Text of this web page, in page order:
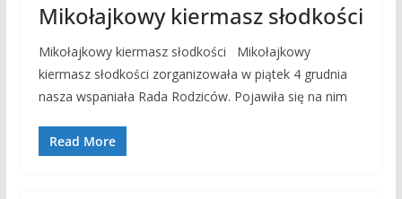
Mikołajkowy kiermasz słodkości
Mikołajkowy kiermasz słodkości Mikołajkowy
kiermasz słodkości zorganizowała w piątek 4 grudnia
nasza wspaniała Rada Rodziców. Pojawiła się na nim
Read More